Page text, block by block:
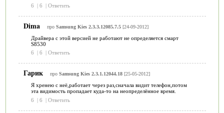
6
| 6 | Ответить
Dima про Samsung Kies 2.3.3.12085.7.5[24-09-2012]
Драйвера с этой версией не работают не определяется смарт
S8530
6
| 6 | Ответить
Гарик про Samsung Kies 2.3.1.12044.18[25-05-2012]
Я хренею с неё,работает через раз,сначала видит телефон,потом
эта видимость пропадает куда-то на неопределённое время.
6
| 6 | Ответить